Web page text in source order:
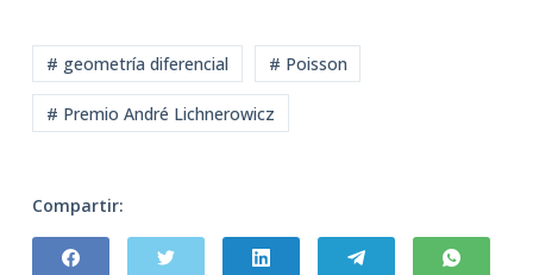
# geometría diferencial # Poisson
# Premio André Lichnerowicz
Compartir: